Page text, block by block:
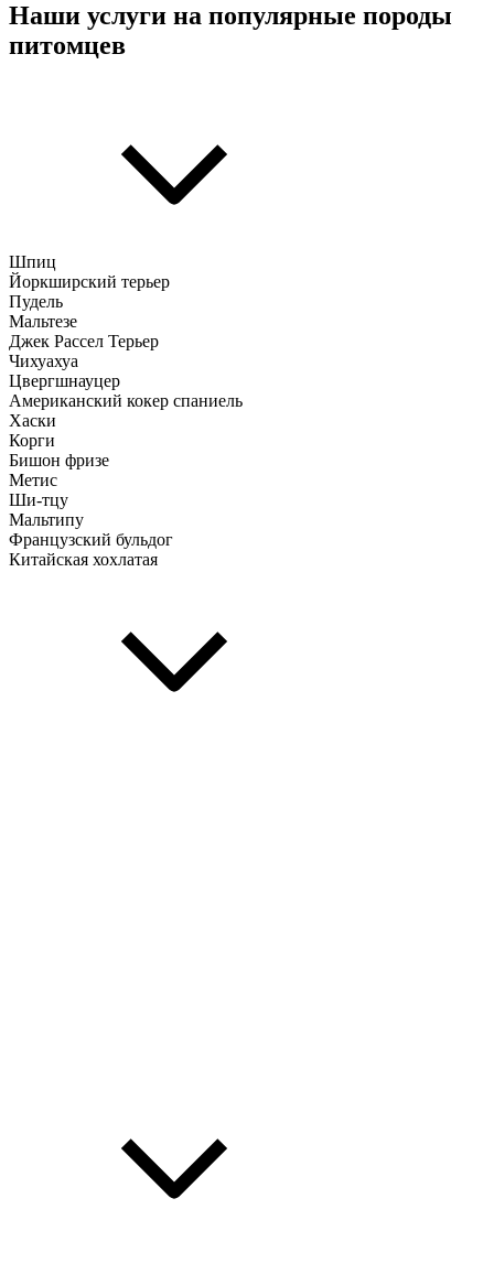
Наши услуги на популярные породы
питомцев
Шпиц
Йоркширский терьер
Пудель
Мальтезе
Джек Рассел Терьер
Чихуахуа
Цвергшнауцер
Американский кокер спаниель
Хаски
Корги
Бишон фризе
Метис
Ши-тцу
Мальтипу
Французский бульдог
Китайская хохлатая